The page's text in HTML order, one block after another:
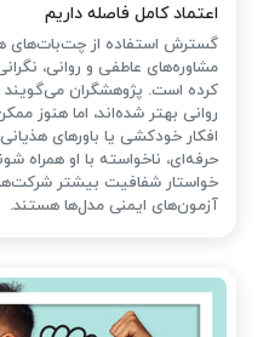
اعتماد کامل فاصله داریم
گسترش استفاده از
مشاوره‌های عاطفی و روانی،
کرده است. پژوهشگران
روانی بهتر شده‌اند، اما هنوز
افکار خودکشی یا باورهای
حرفه‌ای، ناخواسته با او همراه
خواستار شفافیت بیشتر
آزمون‌های ایمنی مدل‌ها هستند.